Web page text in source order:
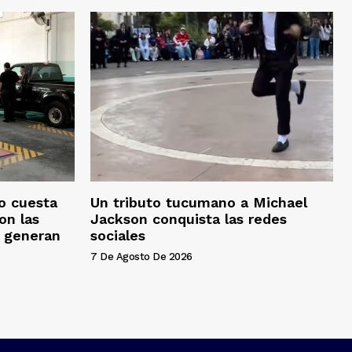
cuesta
las
Un tributo tucumano a Michael
Jackson conquista las redes
sociales
7 De Agosto De 2026